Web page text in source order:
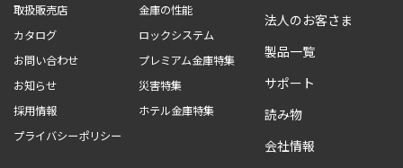
取扱販売店
カタログ
お問い合わせ
お知らせ
採用情報
プライバシーポリシー
金庫の性能
ロックシステム
プレミアム金庫特集
災害特集
ホテル金庫特集
法人のお客さま
製品一覧
サポート
読み物
会社情報